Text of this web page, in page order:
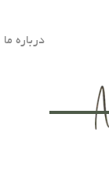
درباره ما